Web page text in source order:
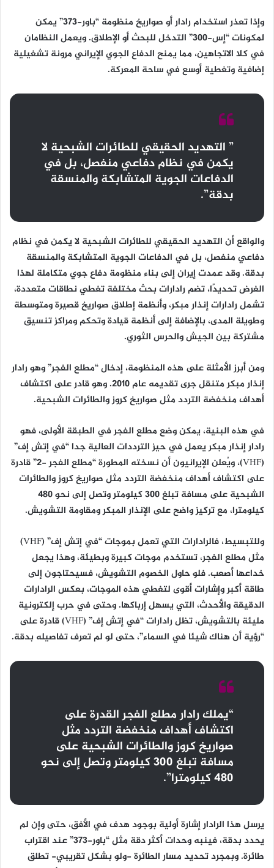
وإذا تعذر استخدام رادار أو صواريخ منظومة “باور-373” يمكن
لمكونات “إس-300” التدخل للبحث أو الإطلاق. ويعمل النظامان
في كلا الاتجاهين، مما يمنح الدفاع الجوي الإيراني مرونة تشغيلية
إضافية وتغطية أوسع في ساحة المعركة.
” التهديد الحقيقي للطائرات الشبحية لا
يكمن في نظام دفاعي منفصل، بل في
الدفاعات الجوية المتشابكة والمنسقة
بدقة”.
والواقع أن التهديد الحقيقي للطائرات الشبحية لا يكمن في نظام
دفاعي منفصل، بل في الدفاعات الجوية المتشابكة والمنسقة
بدقة. وقد عمدت إيران إلى بناء منظومة دفاع جوي متكاملة لهذا
الغرض تحديدًا، تضم رادارات بحث مختلفة تغطي نطاقات متعددة،
تشمل رادارات إنذار مبكر، وأنظمة إطلاق صواريخ قصيرة ومتوسطة
وطويلة المدى، بالإضافة إلى أنظمة قيادة وتحكم ومراكز تنسيق
مشتركة بين الجيش والحرس الثوري.
ومن أبرز الأمثلة على هذه المنظومة، إدخال “مطلع الفجر” وهو رادار
إنذار مبكر متنقل جرى تقديمه عام 2010. وهو قادر على اكتشاف
أهداف منخفضة التردد مثل صواريخ كروز والطائرات الشبحية.
في هذه البنية، يمكن وضع مطلع الفجر في الطبقة الأولى، فهو
رادار إنذار مبكر يعمل في حيز الترددات العالية جدا “في إتش إف”
(VHF)، ويُعلن الإيرانيون أن نسخته المطورة “مطلع الفجر -2” قادرة
على اكتشاف أهداف منخفضة التردد مثل صواريخ كروز والطائرات
الشبحية على مسافة تبلغ 300 كيلومتر وتصل إلى نحو 480
كيلومترا، مع تركيز واضح على الإنذار المبكر ومقاومة التشويش.
وللتبسيط، فالرادارات التي تعمل بموجات “في إتش إف” (VHF)
مثل مطلع الفجر، تستخدم موجات كبيرة وبطيئة، وهذا يجعل
خداعها أصعب. فلو حاول الخصوم التشويش، فسيحتاجون إلى
طاقة أكبر وإشارات أقوى لتغطي هذه الموجات، بعكس الرادارات
الدقيقة والأحدث، التي يسهل إرباكها. وحتى في حرب إلكترونية
مليئة بالتشويش، تظل رادارات “في إتش إف” (VHF) قادرة على
“رؤية أن هناك شيئا في السماء”، حتى لو لم تعرف تفاصيله بدقة.
“يملك رادار مطلع الفجر القدرة على
اكتشاف أهداف منخفضة التردد مثل
صواريخ كروز والطائرات الشبحية على
مسافة تبلغ 300 كيلومتر وتصل إلى نحو
480 كيلومترا”.
يرسل هذا الرادار إشارة أولية بوجود هدف في الأفق، حتى وإن لم
يحدد بدقة، فينبه وحدات أكثر دقة مثل “باور-373” عند اقتراب
طائرة. وبمجرد تحديد مسار الطائرة -ولو بشكل تقريبي- تطلق